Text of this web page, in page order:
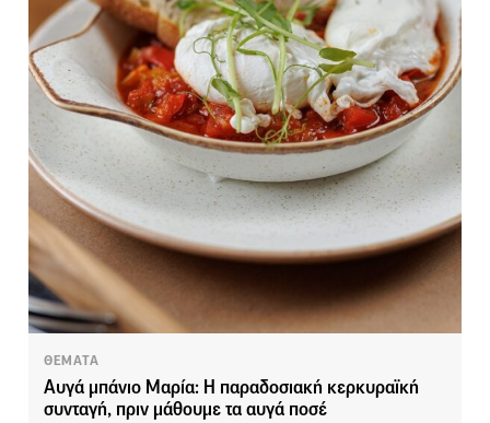
ΘΕΜΑΤΑ
Αυγά μπάνιο Μαρία: Η παραδοσιακή κερκυραϊκή
συνταγή, πριν μάθουμε τα αυγά ποσέ